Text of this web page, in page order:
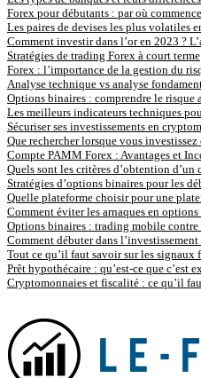
Forex pour débutants : par où
Les paires de devises les plus volatiles
Comment investir dans l’or en 2023 ?
Stratégies de trading Forex à court terme
Forex : l’importance de la gestion du
Analyse technique vs analyse
Options binaires : comprendre le risque
Les meilleurs indicateurs techniques
Sécuriser ses investissements en
Que rechercher lorsque vous investissez
Compte PAMM Forex : Avantages et
Quels sont les critères d’obtention d’un
Stratégies d’options binaires pour les
Quelle plateforme choisir pour une
Comment éviter les arnaques en options
Options binaires : trading mobile contre
Comment débuter dans
Tout ce qu’il faut savoir sur les signaux
Prêt hypothécaire : qu’est-ce que c’est
Cryptomonnaies et fiscalité : ce qu’il